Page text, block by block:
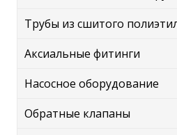
Трубы из сшитого
Аксиальные фитинги
Насосное оборудование
Обратные клапаны